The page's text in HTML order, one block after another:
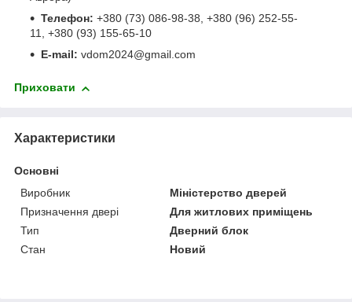
Телефон: +380 (73) 086-98-38, +380 (96) 252-55-
11, +380 (93) 155-65-10
E-mail: vdom2024@gmail.com
Приховати
Характеристики
Основні
Виробник
Міністерство дверей
Призначення двері
Для житлових приміщень
Тип
Дверний блок
Стан
Новий